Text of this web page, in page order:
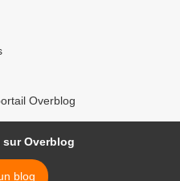
Overblog
Overblog
blog